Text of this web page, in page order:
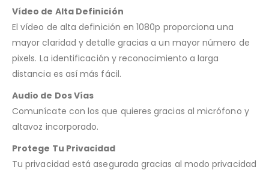
Vídeo de Alta Definición
El vídeo de alta definición en 1080p proporciona una
mayor claridad y detalle gracias a un mayor número de
pixels. La identificación y reconocimiento a larga
distancia es así más fácil.
Audio de Dos Vías
Comunícate con los que quieres gracias al micrófono y
altavoz incorporado.
Protege Tu Privacidad
Tu privacidad está asegurada gracias al modo privacidad